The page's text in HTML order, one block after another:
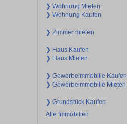
❯ Wohnung Mieten
❯ Wohnung Kaufen
❯ Zimmer mieten
❯ Haus Kaufen
❯ Haus Mieten
❯ Gewerbeimmobilie Kaufen
❯ Gewerbeimmobilie Mieten
❯ Grundstück Kaufen
Alle Immobilien